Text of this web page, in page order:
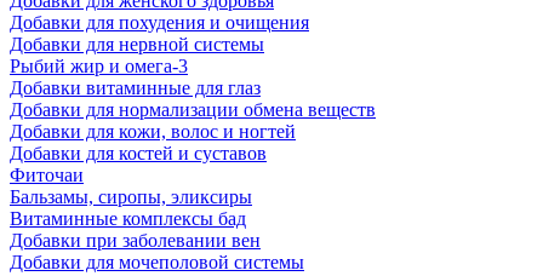
Добавки для похудения и очищения
Добавки для нервной системы
Рыбий жир и омега-3
Добавки витаминные для глаз
Добавки для нормализации обмена веществ
Добавки для кожи, волос и ногтей
Добавки для костей и суставов
Фиточаи
Бальзамы, сиропы, эликсиры
Витаминные комплексы бад
Добавки при заболевании вен
Добавки для мочеполовой системы